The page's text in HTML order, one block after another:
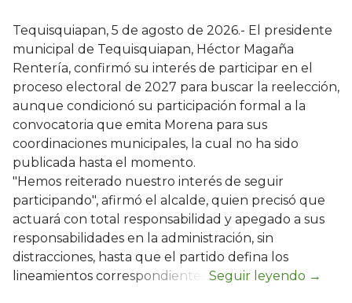
Tequisquiapan, 5 de agosto de 2026.- El presidente
municipal de Tequisquiapan, Héctor Magaña
Rentería, confirmó su interés de participar en el
proceso electoral de 2027 para buscar la reelección,
aunque condicionó su participación formal a la
convocatoria que emita Morena para sus
coordinaciones municipales, la cual no ha sido
publicada hasta el momento.
"Hemos reiterado nuestro interés de seguir
participando", afirmó el alcalde, quien precisó que
actuará con total responsabilidad y apegado a sus
responsabilidades en la administración, sin
distracciones, hasta que el partido defina los
lineamientos correspondientes.